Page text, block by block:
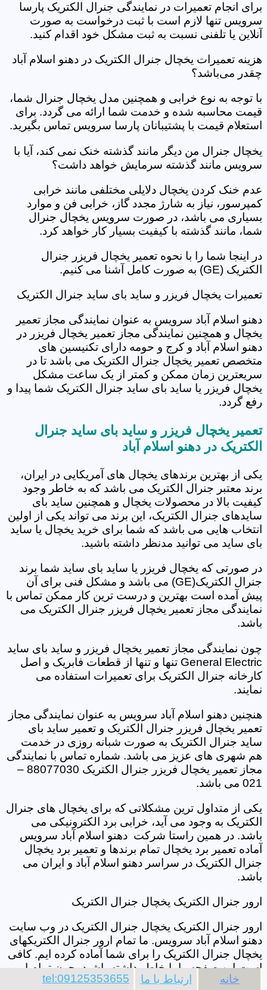
برای انجام تعمیرات در نمایندگی جنرال الکتریک پارسا
سرویس تنها لازم است با ثبت درخواست به صورت
آنلاین یا تلفنی نسبت به ثبت مشکل خود اقدام کنید.
هزینه تعمیرات یخچال جنرال الکتریک در دهنو اسلام آباد
چقدر می‌باشد؟
با توجه به نوع خرابی و همچنین مدل یخچال جنرال شما،
قیمت محاسبه شده و خدمت شما ارائه می گردد. برای
استعلام قیمت با پشتیبانان پارسا سرویس تماس بگیرید.
یخچال جنرال من دیگر مانند گذشته خنک نمی کند، آیا با
سرویس مانند گذشته سرمایش خواهد داشت؟
عدم خنک کردن یخچال دلایلی مختلفی مانند خرابی
کمپرسور، نیاز به شارژ مجدد گاز، خرابی فن و موارد
بسیاری می باشد، در صورت سرویس یخچال جنرال
شما، مانند گذشته با کیفیت بسیار کار خواهد کرد.
در اینجا شما را با نحوه تعمیر یخچال فریزر جنرال
الکتریک (GE) به صورت کامل آشنا می کنیم.
تعمیرات یخچال فریزر و ساید بای ساید جنرال الکتریک
دهنو اسلام آباد سرویس به عنوان نمایندگی مجاز تعمیر
یخچال و همچنین نمایندگی مجاز تعمیر یخچال فریزر در
دهنو اسلام آباد و کرج و حومه دارای تکنیسین های
متخصص تعمیر یخچال جنرال الکتریک می باشد تا در
سریعترین زمان ممکن و کمتر از یک ساعت مشکل
یخچال فریزر یا ساید بای ساید جنرال الکتریک شما پیدا و
رفع گردد.
تعمیر یخچال فریزر و ساید بای ساید جنرال
الکتریک در دهنو اسلام آباد
یکی از بهترین برندهای یخچال های آمریکایی در ایران،
برند معتبر جنرال الکتریک می باشد که به خاطر وجود
کیفیت بالا در محصولات یخچال و همچنین ساید بای
سایدهای جنرال الکتریک، این برند می تواند یکی از اولین
انتخاب هایی می باشد که شما برای خرید یخچال یا ساید
بای ساید می توانید مدنظر داشته باشید.
در صورتی که یخچال فریزر یا ساید بای ساید شما برند
جنرال الکتریک(GE) می باشد و مشکل فنی برای آن
پیش آمده است بهترین و درست ترین کار ممکن تماس با
نمایندگی مجاز تعمیر یخچال فریزر جنرال الکتریک می
باشد.
چون نمایندگی مجاز تعمیر یخچال فریزر و ساید بای ساید
General Electric تنها و تنها از قطعات فابریک و اصل
کارخانه جنرال الکتریک برای تعمیرات استفاده می
نمایند.
هنچنین دهنو اسلام آباد سرویس به عنوان نمایندگی مجاز
تعمیر یخچال فریزر جنرال الکتریک و تعمیر ساید بای
ساید جنرال الکتریک به صورت شبانه روزی در خدمت
هم شهری های عزیز می باشد. شماره تماس با نمایندگی
مجاز تعمیر یخچال فریزر جنرال الکتریک 88077030 –
021 می باشد.
یکی از متداول ترین مشکلاتی که برای یخچال های جنرال
الکتریک به وجود می آید، خرابی برد الکترونیکی می
باشد. در همین راستا شرکت دهنو اسلام آباد سرویس
آماده تعمیر برد یخچال تمام برندها و تعمیر برد یخچال
جنرال الکتریک در سراسر دهنو اسلام آباد و ایران می
باشد.
ارور جنرال الکتریک یخچال جنرال الکتریک
ارور جنرال الکتریک یخچال جنرال الکتریک در وب سایت
دهنو اسلام آباد سرویس. ما تمام ارور جنرال الکتریکهای
یخچال جنرال الکتریک را برای شما آماده کرده ایم. کافی
است این صفحه را با خاطر داشته باشید. چون تمام ارور
جنرال الکتریکهای یخچال جنرال الکتریک در این صفحه
خانه ارتباط با ما tel:09125353655